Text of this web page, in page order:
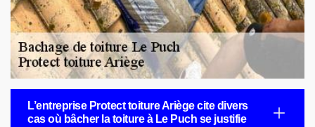
L’entreprise Protect toiture Ariège cite divers
cas où bâcher la toiture à Le Puch se justifie